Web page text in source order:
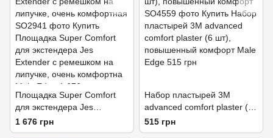
Площадка Super Comfort
для экстендера Jes
Extender с ремешком на
липучке, очень комфортная
1 676 грн
Набор пластырей 3M
advanced comfort plaster (6
шт), повышенный комфорт
515 грн